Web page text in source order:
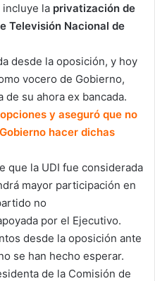
incluye la privatización de
Televisión Nacional de
desde la oposición, y hoy
vocero de Gobierno,
de su ahora ex bancada.
y aseguró que no
hacer dichas
que la UDI fue considerada
mayor participación en
no
por el Ejecutivo.
desde la oposición ante
se han hecho esperar.
de la Comisión de